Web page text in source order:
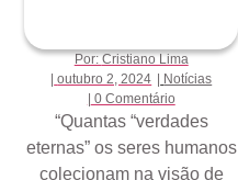
Por:Cristiano Lima
| outubro 2, 2024 | Notícias
| 0 Comentário
“Quantas “verdades
eternas” os seres humanos
colecionam na visão de